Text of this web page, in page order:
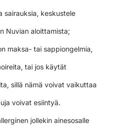
sairauksia, keskustele
Nuvian aloittamista;
maksa- tai sappiongelmia,
tai jos käytät
sillä nämä voivat vaikuttaa
voivat esiintyä.
jollekin ainesosalle